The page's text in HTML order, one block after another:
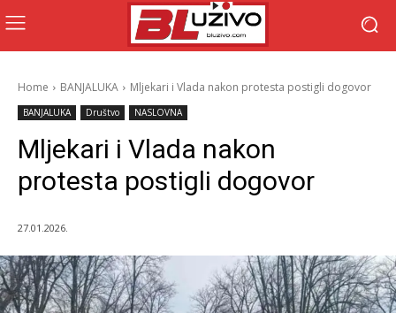
Home BANJALUKA Mljekari i Vlada nakon protesta postigli dogovor
BANJALUKA Društvo NASLOVNA
Mljekari i Vlada nakon
protesta postigli dogovor
27.01.2026.